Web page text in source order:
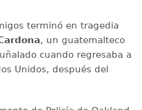
terminó en tragedia
, un guatemalteco
cuando regresaba a
Unidos, después del